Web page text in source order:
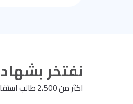
نفتخر
اكثر من 2،500 طالب استفادو من منصة مدربي